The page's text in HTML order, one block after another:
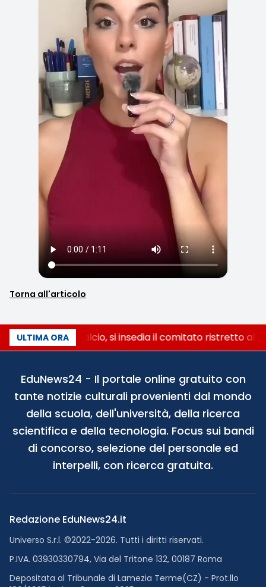
Torna all'articolo
ULTIMA ORA
Riforma del calcio, si insedia il comitato ristretto al
EduNews24 - Il portale online gratuito con
tante notizie culturali provenienti dal mondo
della scuola, dell'università, della ricerca
scientifica e della tecnologia. Focus sui bandi
di concorso, selezione del personale ed
interpelli, con ricerca gratuita.
Redazione EduNews24.it
Universo S.r.l. ©2022-2026. Tutti i diritti riservati.
P.IVA. 03930330794, Via del Tritone 132, 00187 Roma
Depositata al Tribunale di Lamezia Terme(CZ) - Prot.llo